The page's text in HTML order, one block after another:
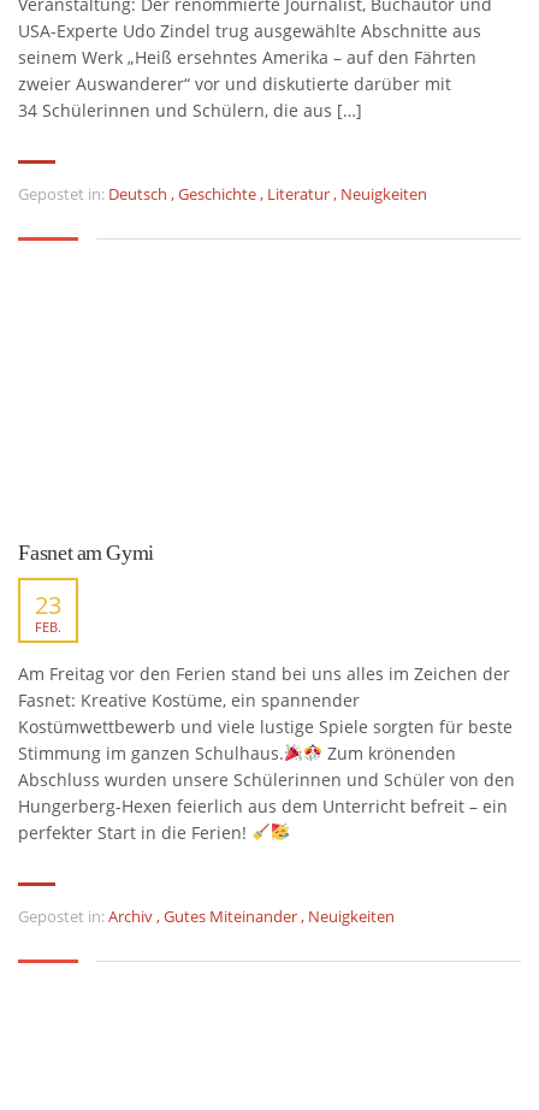
USA-Experte Udo Zindel trug ausgewählte Abschnitte aus
seinem Werk „Heiß ersehntes Amerika – auf den Fährten
zweier Auswanderer“ vor und diskutierte darüber mit
34 Schülerinnen und Schülern, die aus […]
Gepostet in: Deutsch ,Geschichte, Literatur, Neuigkeiten
Fasnet am Gymi
23
FEB.
Am Freitag vor den Ferien stand bei uns alles im Zeichen der
Fasnet: Kreative Kostüme, ein spannender
Kostümwettbewerb und viele lustige Spiele sorgten für beste
Stimmung im ganzen Schulhaus.
Zum krönenden
Abschluss wurden unsere Schülerinnen und Schüler von den
Hungerberg-Hexen feierlich aus dem Unterricht befreit – ein
perfekter Start in die Ferien!
Gepostet in:Archiv,Gutes Miteinander, Neuigkeiten